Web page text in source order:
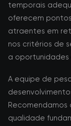
temporais
oferecem
atraentes em
nos critérios de
a
A equipe de
Recomendamos
qualidade